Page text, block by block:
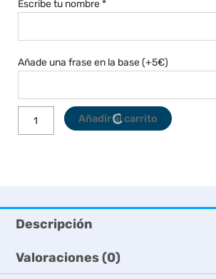
Escribe tu nombre*
Añade una frase en la base (+5€)
Mariposa
Nombre
Personalizado
cantidad
Añadir al carrito
Descripción
Valoraciones (0)